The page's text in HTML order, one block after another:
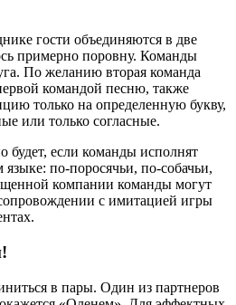
гости объединяются в две
примерно поровну. Команды
По желанию вторая команда
командой песню, также
только на определенную букву,
или только согласные.
будет, если команды исполнят
по-поросячьи, по-собачьи,
компании команды могут
с имитацией игры
в пары. Один из партнеров